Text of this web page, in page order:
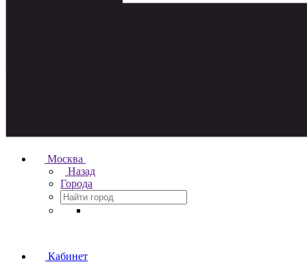
Москва
Назад
Города
Кабинет